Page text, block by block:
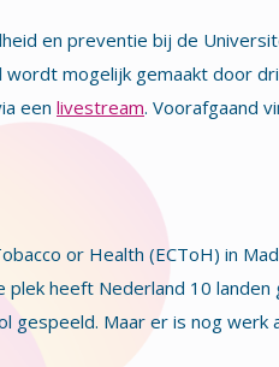
en preventie bij de
wordt mogelijk gemaakt door
een livestream. Voorafgaand
or Health (ECToH) in
heeft Nederland 10 landen
Maar er is nog werk